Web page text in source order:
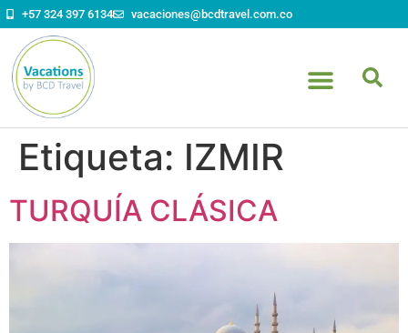
contenido
+57 324 397 6134 vacaciones@bcdtravel.com.co
Etiqueta: IZMIR
TURQUÍA CLÁSICA